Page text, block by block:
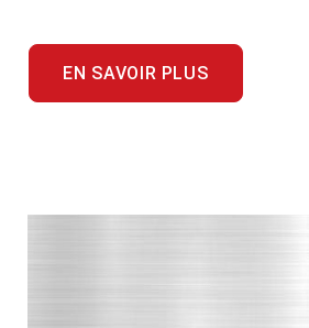
EN SAVOIR PLUS